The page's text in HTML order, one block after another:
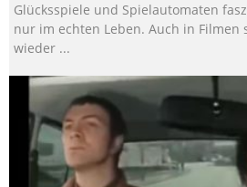
Glücksspiele und Spielautomaten
nur im echten Leben. Auch in Filmen
wieder ...